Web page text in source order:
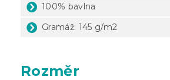
100% bavlna
Gramáž: 145 g/m2
Rozměr